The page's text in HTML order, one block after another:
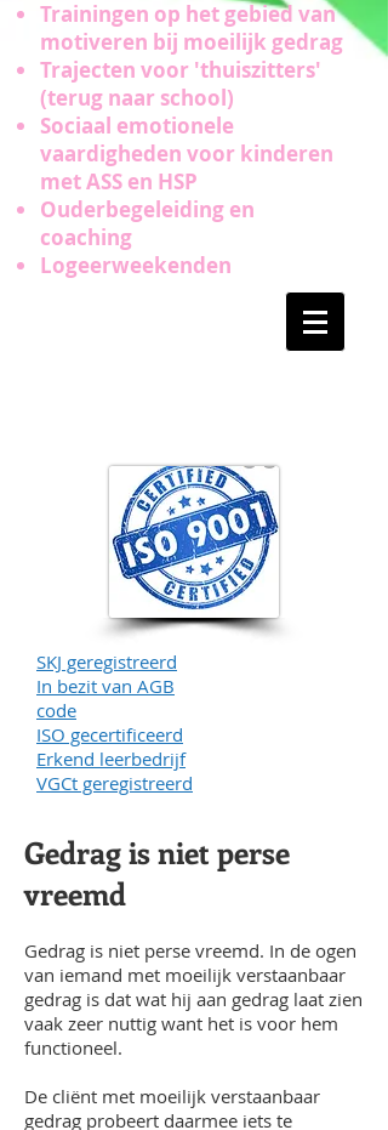
Trainingen op het gebied van
motiveren bij moeilijk gedrag
Trajecten voor 'thuiszitters'
(terug naar school)
Sociaal emotionele
vaardigheden voor kinderen
met ASS en HSP
Ouderbegeleiding en
coaching
Logeerweekenden
SKJ geregistreerd
In bezit van AGB
code
ISO gecertificeerd
Erkend leerbedrijf
VGCt geregistreerd
Gedrag is niet perse
vreemd
Gedrag is niet perse vreemd. In de ogen
van iemand met moeilijk verstaanbaar
gedrag is dat wat hij aan gedrag laat zien
vaak zeer nuttig want het is voor hem
functioneel.
De cliënt met moeilijk verstaanbaar
gedrag probeert daarmee iets te